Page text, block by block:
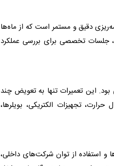
دقیق و مستمر است که از ماه‌ها
جلسات تخصصی برای بررسی عملکرد
این تعمیرات تنها به تعویض چند
تجهیزات الکتریکی، بویلرها،
و استفاده از توان شرکت‌های داخلی،